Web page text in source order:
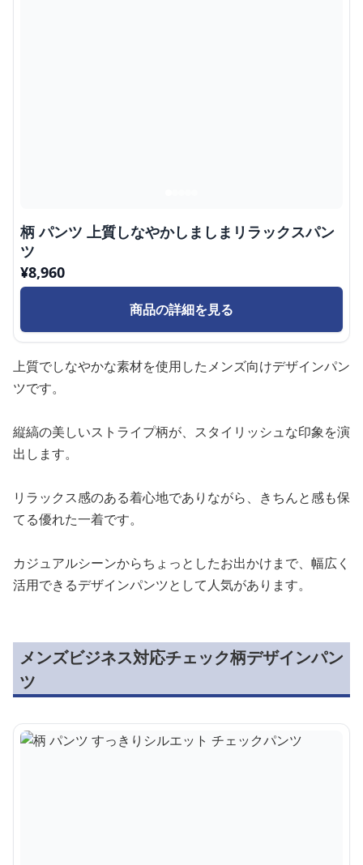
柄 パンツ 上質しなやかしましまリラックスパン
ツ
¥8,960
商品の詳細を見る
上質でしなやかな素材を使用したメンズ向けデザインパン
ツです。
縦縞の美しいストライプ柄が、スタイリッシュな印象を演
出します。
リラックス感のある着心地でありながら、きちんと感も保
てる優れた一着です。
カジュアルシーンからちょっとしたお出かけまで、幅広く
活用できるデザインパンツとして人気があります。
メンズビジネス対応チェック柄デザインパン
ツ